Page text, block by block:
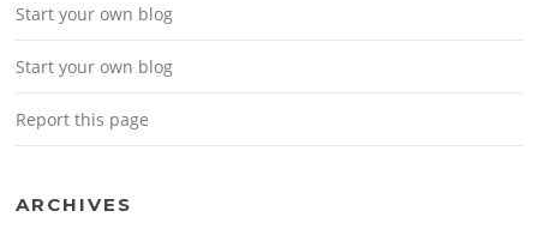
Start your own blog
Start your own blog
Report this page
ARCHIVES